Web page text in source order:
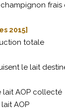
frais
2015]
totale
le lait
lait AOP collecté
AOP